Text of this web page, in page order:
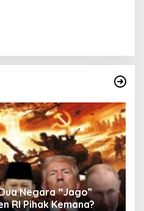
Negara “Jago”
RI Pihak Kemana?